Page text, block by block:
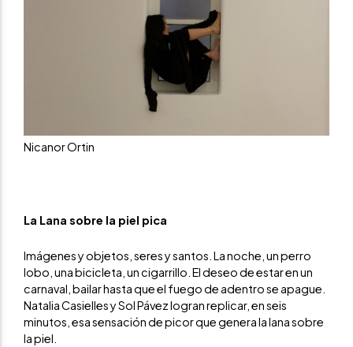
Nicanor Ortin
La Lana sobre la piel pica
Imágenes y objetos, seres y santos. La noche, un perro
lobo, una bicicleta, un cigarrillo. El deseo de estar en un
carnaval, bailar hasta que el fuego de adentro se apague.
Natalia Casielles y Sol Pávez logran replicar, en seis
minutos, esa sensación de picor que genera la lana sobre
la piel.